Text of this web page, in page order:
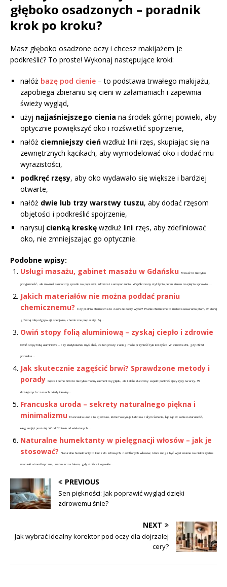
głęboko osadzonych – poradnik
krok po kroku?
Masz głęboko osadzone oczy i chcesz makijażem je
podkreślić? To proste! Wykonaj następujące kroki:
nałóż bazę pod cienie – to podstawa trwałego makijażu,
zapobiega zbieraniu się cieni w załamaniach i zapewnia
świeży wygląd,
użyj najjaśniejszego cienia na środek górnej powieki, aby
optycznie powiększyć oko i rozświetlić spojrzenie,
nałóż ciemniejszy cień wzdłuż linii rzęs, skupiając się na
zewnętrznych kącikach, aby wymodelować oko i dodać mu
wyrazistości,
podkręć rzęsy, aby oko wydawało się większe i bardziej
otwarte,
nałóż dwie lub trzy warstwy tuszu, aby dodać rzęsom
objętości i podkreślić spojrzenie,
narysuj cienką kreskę wzdłuż linii rzęs, aby zdefiniować
oko, nie zmniejszając go optycznie.
Podobne wpisy:
Usługi masażu, gabinet masażu w Gdańsku
Masaż to nie tylko
przyjemność, ale również skuteczny sposób na poprawę zdrowia i samopoczucia. Współczesny styl życia pełen stresu i napięcia sprawia,...
Jakich materiałów nie można poddać praniu
chemicznemu?
Czy pralnia chemiczna to zawsze dobry wybór? Pranie chemiczne to metoda usuwania plam, w której
główną rolę odgrywają specjalne, chemiczne preparaty. Są...
Owiń stopy folią aluminiową – zyskaj ciepło i zdrowie
Owiń stopy folią aluminiową – czy kiedykolwiek myślałeś, że ten prosty zabieg może przynieść tyle korzyści? W zimowe dni, gdy chłód
przenika...
Jak skutecznie zagęścić brwi? Sprawdzone metody i
porady Gęste i pełne brwi to nie tylko modny element wyglądu, ale także kluczowy aspekt podkreślający rysy twarzy. W
dzisiejszych czasach, kiedy idealny...
Francuska uroda – sekrety naturalnego piękna i
minimalizmu
Francuska uroda to zjawisko, które fascynuje ludzi na całym świecie, łącząc w sobie naturalność,
elegancję i prostotę. W odróżnieniu od wielu innych...
Naturalne humektanty w pielęgnacji włosów – jak je
stosować?
Naturalne humektanty to klucz do zdrowych, nawilżonych włosów, które mogą być wystawione na niekorzystne
warunki atmosferyczne, zwłaszcza latem, gdy słońce i wysokie...
PREVIOUS
Sen piękności: Jak poprawić wygląd dzięki
zdrowemu śnie?
NEXT
Jak wybrać idealny korektor pod oczy dla dojrzałej
cery?